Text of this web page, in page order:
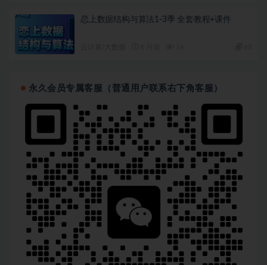
恋上数据结构与算法1-3季 全套教程+课件
永久会员专属客服（普通用户联系右下角客服）